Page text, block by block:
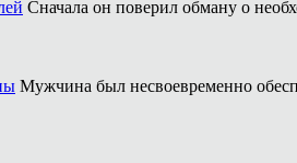
Сначала он поверил обману о
Мужчина был несвоевременно